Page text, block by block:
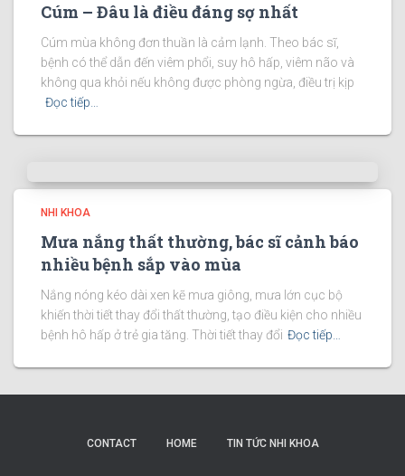
Cúm – Đâu là điều đáng sợ nhất
Cúm mùa không đơn thuần là cảm lạnh. Theo bác sĩ,
bệnh có thể dẫn đến viêm phổi, suy hô hấp, viêm não và
không qua khỏi nếu không được phòng ngừa, điều trị kịp
Đọc tiếp…
NHI KHOA
Mưa nắng thất thường, bác sĩ cảnh báo
nhiều bệnh sắp vào mùa
Nắng nóng kéo dài xen kẽ mưa giông, mưa lớn cục bộ
khiến thời tiết thay đổi thất thường, tạo điều kiện cho nhiều
bệnh hô hấp ở trẻ gia tăng. Thời tiết thay đổi Đọc tiếp…
CONTACT HOME TIN TỨC NHI KHOA